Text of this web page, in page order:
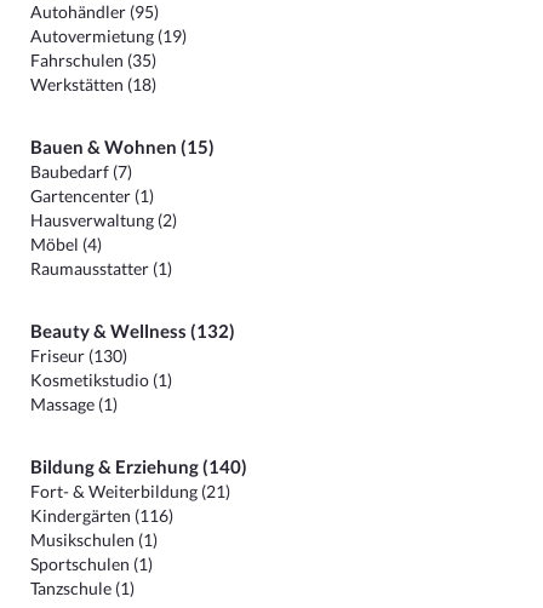
Autohändler (95)
Autovermietung (19)
Fahrschulen (35)
Werkstätten (18)
Bauen & Wohnen (15)
Baubedarf (7)
Gartencenter (1)
Hausverwaltung (2)
Möbel (4)
Raumausstatter (1)
Beauty & Wellness (132)
Friseur (130)
Kosmetikstudio (1)
Massage (1)
Bildung & Erziehung (140)
Fort- & Weiterbildung (21)
Kindergärten (116)
Musikschulen (1)
Sportschulen (1)
Tanzschule (1)